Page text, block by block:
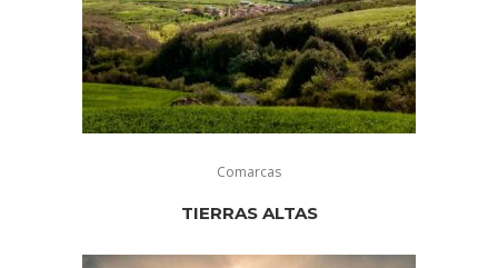
Comarcas
TIERRAS ALTAS